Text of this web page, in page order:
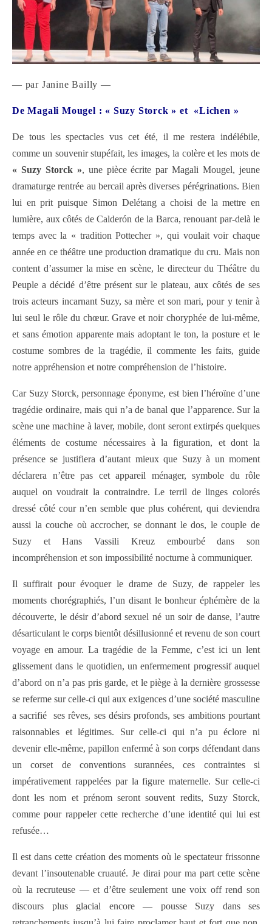
— par Janine Bailly —
De Magali Mougel : « Suzy Storck » et «Lichen »
De tous les spectacles vus cet été, il me restera indélébile,
comme un souvenir stupéfait, les images, la colère et les mots de
« Suzy Storck », une pièce écrite par Magali Mougel, jeune
dramaturge rentrée au bercail après diverses pérégrinations. Bien
lui en prit puisque Simon Delétang a choisi de la mettre en
lumière, aux côtés de Calderón de la Barca, renouant par-delà le
temps avec la « tradition Pottecher », qui voulait voir chaque
année en ce théâtre une production dramatique du cru. Mais non
content d’assumer la mise en scène, le directeur du Théâtre du
Peuple a décidé d’être présent sur le plateau, aux côtés de ses
trois acteurs incarnant Suzy, sa mère et son mari, pour y tenir à
lui seul le rôle du chœur. Grave et noir choryphée de lui-même,
et sans émotion apparente mais adoptant le ton, la posture et le
costume sombres de la tragédie, il commente les faits, guide
notre appréhension et notre compréhension de l’histoire.
Car Suzy Storck, personnage éponyme, est bien l’héroïne d’une
tragédie ordinaire, mais qui n’a de banal que l’apparence. Sur la
scène une machine à laver, mobile, dont seront extirpés quelques
éléments de costume nécessaires à la figuration, et dont la
présence se justifiera d’autant mieux que Suzy à un moment
déclarera n’être pas cet appareil ménager, symbole du rôle
auquel on voudrait la contraindre. Le terril de linges colorés
dressé côté cour n’en semble que plus cohérent, qui deviendra
aussi la couche où accrocher, se donnant le dos, le couple de
Suzy et Hans Vassili Kreuz embourbé dans son
incompréhension et son impossibilité nocturne à communiquer.
Il suffirait pour évoquer le drame de Suzy, de rappeler les
moments chorégraphiés, l’un disant le bonheur éphémère de la
découverte, le désir d’abord sexuel né un soir de danse, l’autre
désarticulant le corps bientôt désillusionné et revenu de son court
voyage en amour. La tragédie de la Femme, c’est ici un lent
glissement dans le quotidien, un enfermement progressif auquel
d’abord on n’a pas pris garde, et le piège à la dernière grossesse
se referme sur celle-ci qui aux exigences d’une société masculine
a sacrifié ses rêves, ses désirs profonds, ses ambitions pourtant
raisonnables et légitimes. Sur celle-ci qui n’a pu éclore ni
devenir elle-même, papillon enfermé à son corps défendant dans
un corset de conventions surannées, ces contraintes si
impérativement rappelées par la figure maternelle. Sur celle-ci
dont les nom et prénom seront souvent redits, Suzy Storck,
comme pour rappeler cette recherche d’une identité qui lui est
refusée…
Il est dans cette création des moments où le spectateur frissonne
devant l’insoutenable cruauté. Je dirai pour ma part cette scène
où la recruteuse — et d’être seulement une voix off rend son
discours plus glacial encore — pousse Suzy dans ses